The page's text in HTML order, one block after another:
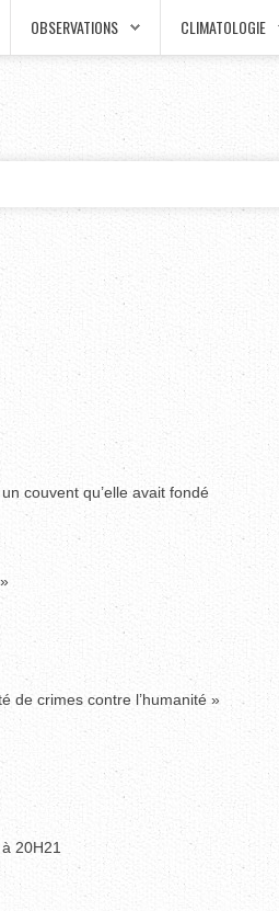
OBSERVATIONS CLIMATOLOGIE
couvent qu’elle avait fondé
de crimes contre l’humanité »
20H21